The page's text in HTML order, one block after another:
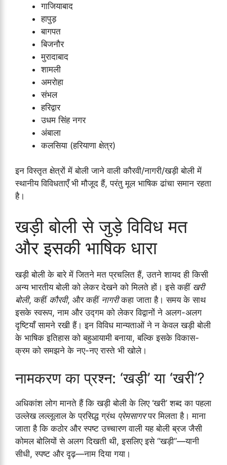
गाजियाबाद
हापुड़
बागपत
बिजनौर
मुरादाबाद
शामली
अमरोहा
संभल
हरिद्वार
उधम सिंह नगर
अंबाला
कलसिया (हरियाणा क्षेत्र)
इन विस्तृत क्षेत्रों में बोली जाने वाली कौरवी/नागरी/खड़ी बोली में
स्थानीय विविधताएँ भी मौजूद हैं, परंतु मूल भाषिक ढांचा समान रहता
है।
खड़ी बोली से जुड़े विविध मत
और इसकी भाषिक धारा
खड़ी बोली के बारे में जितने मत प्रचलित हैं, उतने शायद ही किसी
अन्य भारतीय बोली को लेकर देखने को मिलते हों। इसे कहीं खरी
बोली, कहीं कौरवी, और कहीं नागरीकहा जाता है। समय के साथ
इसके स्वरूप, नाम और उद्गम को लेकर विद्वानों ने अलग-अलग
दृष्टियाँ सामने रखी हैं। इन विविध मान्यताओं ने न केवल खड़ी बोली
के भाषिक इतिहास को बहुआयामी बनाया, बल्कि इसके विकास-
क्रम को समझने के नए-नए रास्ते भी खोले।
नामकरण का प्रश्न: ‘खड़ी’ या ‘खरी’?
अधिकांश लोग मानते हैं कि खड़ी बोली के लिए ‘खरी’ शब्द का पहला
उल्लेख लल्लूलाल के प्रसिद्ध ग्रंथ प्रेमसागरपर मिलता है। माना
जाता है कि कठोर और स्पष्ट उच्चारण वाली यह बोली ब्रज जैसी
कोमल बोलियों से अलग दिखती थी, इसलिए इसे “खड़ी”—यानी
सीधी, स्पष्ट और दृढ़—नाम दिया गया।